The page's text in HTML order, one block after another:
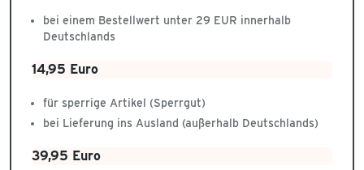
bei einem Bestellwert unter 29 EUR innerhalb
Deutschlands
14,95 Euro
für sperrige Artikel (Sperrgut)
bei Lieferung ins Ausland (außerhalb Deutschlands)
39,95 Euro